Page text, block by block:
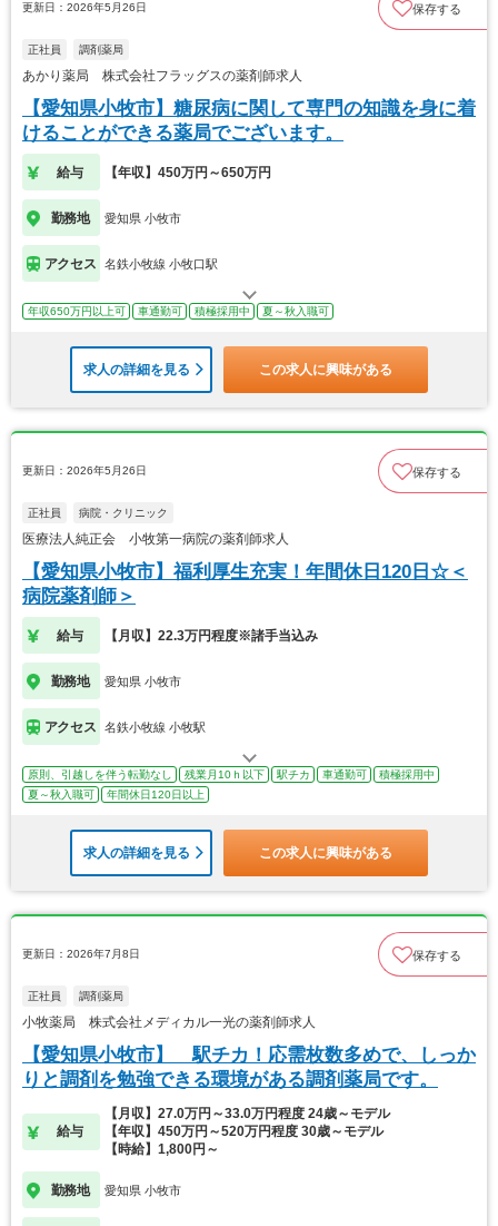
更新日：2026年5月26日 保存する
正社員 調剤薬局
あかり薬局 株式会社フラッグスの薬剤師求人
【愛知県小牧市】糖尿病に関して専門の知識を身に着
けることができる薬局でございます。
給与 【年収】450万円～650万円
勤務地 愛知県 小牧市
アクセス 名鉄小牧線 小牧口駅
年収650万円以上可 車通勤可 積極採用中 夏～秋入職可
求人の詳細を見る この求人に興味がある
更新日：2026年5月26日 保存する
正社員 病院・クリニック
医療法人純正会 小牧第一病院の薬剤師求人
【愛知県小牧市】福利厚生充実！年間休日120日☆＜
病院薬剤師＞
給与 【月収】22.3万円程度※諸手当込み
勤務地 愛知県 小牧市
アクセス 名鉄小牧線 小牧駅
原則、引越しを伴う転勤なし 残業月10ｈ以下 駅チカ 車通勤可
積極採用中
夏～秋入職可
年間休日120日以上
求人の詳細を見る この求人に興味がある
更新日：2026年7月8日 保存する
正社員 調剤薬局
小牧薬局 株式会社メディカル一光の薬剤師求人
【愛知県小牧市】 駅チカ！応需枚数多めで、しっか
りと調剤を勉強できる環境がある調剤薬局です。
給与
【月収】27.0万円～33.0万円程度 24歳～モデル
【年収】450万円～520万円程度 30歳～モデル
【時給】1,800円～
勤務地 愛知県 小牧市